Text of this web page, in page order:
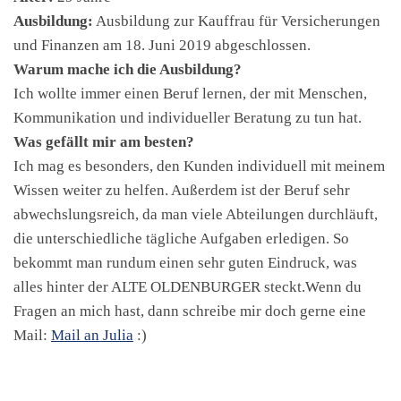
Ausbildung: Ausbildung zur Kauffrau für Versicherungen
und Finanzen am 18. Juni 2019 abgeschlossen.
Warum mache ich die Ausbildung?
Ich wollte immer einen Beruf lernen, der mit Menschen,
Kommunikation und individueller Beratung zu tun hat.
Was gefällt mir am besten?
Ich mag es besonders, den Kunden individuell mit meinem
Wissen weiter zu helfen. Außerdem ist der Beruf sehr
abwechslungsreich, da man viele Abteilungen durchläuft,
die unterschiedliche tägliche Aufgaben erledigen. So
bekommt man rundum einen sehr guten Eindruck, was
alles hinter der ALTE OLDENBURGER steckt.Wenn du
Fragen an mich hast, dann schreibe mir doch gerne eine
Mail: Mail an Julia :)